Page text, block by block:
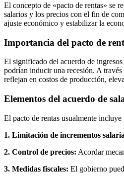
El concepto de «pacto de rentas» se
salarios y los precios con el fin de
ajuste económico y estabilizar la
Importancia del pacto de
El significado del acuerdo de
podrían inducir una recesión. A
reflejan en costos de producción,
Elementos del acuerdo de
El pacto de rentas usualmente incluye
1. Limitación de incrementos
2. Control de precios: Acordar
3. Medidas fiscales: El gobierno